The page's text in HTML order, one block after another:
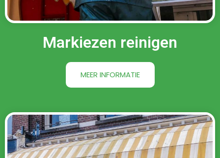
Markiezen reinigen
MEER INFORMATIE